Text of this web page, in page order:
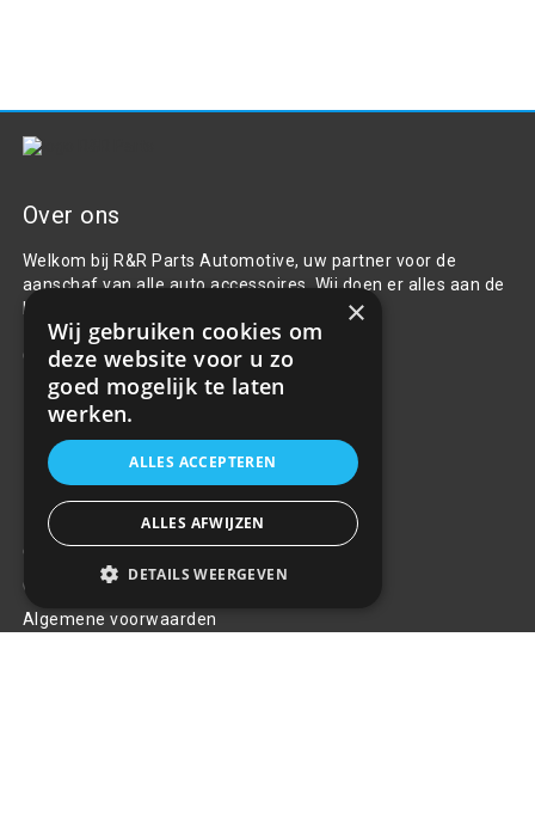
Over ons
Welkom bij R&R Parts Automotive, uw partner voor de
aanschaf van alle auto accessoires. Wij doen er alles aan de
beste selectie, service & prijs te bieden.
Contact
+31(0)85 486 83 17
Klantenservice
Over ons
Contact
Algemene voorwaarden
×
Wij gebruiken cookies om
deze website voor u zo
goed mogelijk te laten
werken.
ALLES ACCEPTEREN
ALLES AFWIJZEN
DETAILS WEERGEVEN